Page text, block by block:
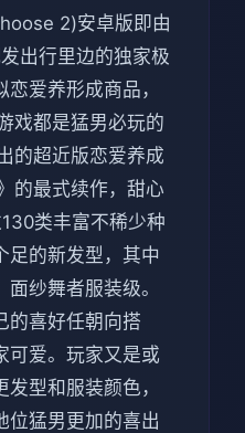
2)安卓版即由
出行里边的独家极
爱养形成商品，
戏都是猛男必玩的
的超近版恋爱养成
的最式续作，甜心
类丰富不稀少种
足的新发型，其中
纱舞者服装级。
的喜好任朝向搭
可爱。玩家又是或
型和服装颜色，
位猛男更加的喜出